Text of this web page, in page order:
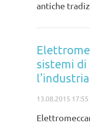
antiche
sistemi di
l'industria
13.08.2015 17:55